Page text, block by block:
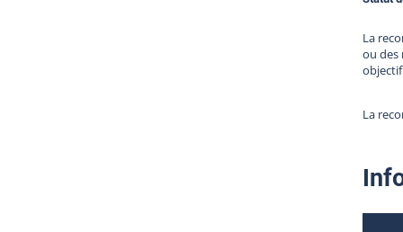
La
ou des
objectif
La